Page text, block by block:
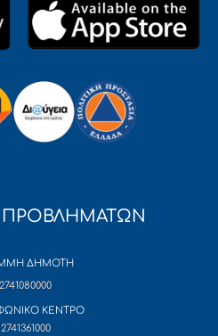
ΔΗΜΟΤΗ
2741080000
ΚΕΝΤΡΟ
2741361000